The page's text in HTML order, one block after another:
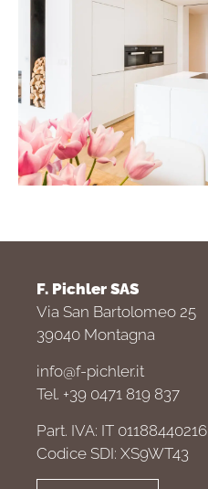
F. Pichler SAS
Via San Bartolomeo 25
39040 Montagna
info@f-pichler.it
Tel. +39 0471 819 837
Part. IVA: IT 01188440216
Codice SDI: XS9WT43